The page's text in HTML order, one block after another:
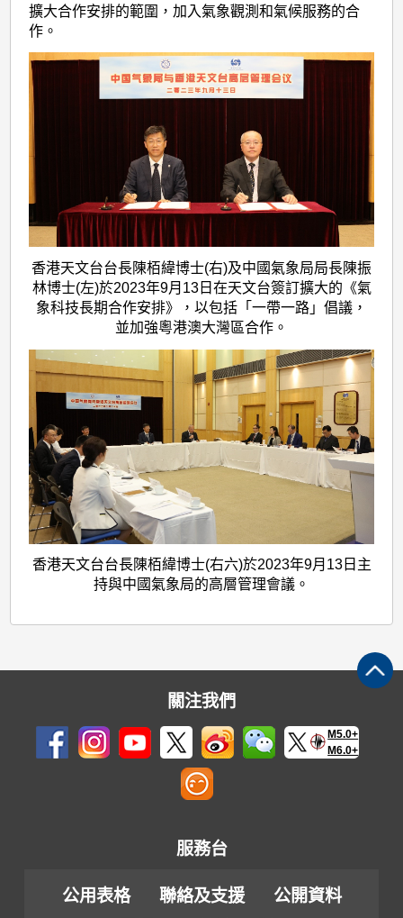
擴大合作安排的範圍，加入氣象觀測和氣候服務的合
作。
香港天文台台長陳栢緯博士(右)及中國氣象局局長陳振
林博士(左)於2023年9月13日在天文台簽訂擴大的《氣
象科技長期合作安排》，以包括「一帶一路」倡議，
並加強粵港澳大灣區合作。
香港天文台台長陳栢緯博士(右六)於2023年9月13日主
持與中國氣象局的高層管理會議。
關注我們
M5.0+
M6.0+
服務台
公用表格 聯絡及支援
公開資料